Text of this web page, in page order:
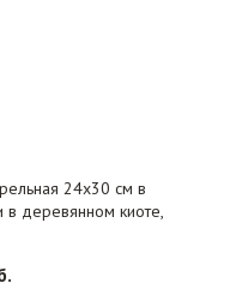
24x30 см в
в деревянном киоте,